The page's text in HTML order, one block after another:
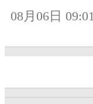
08月06日 09:01